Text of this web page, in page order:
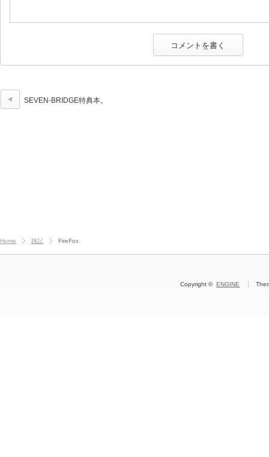
SEVEN-BRIDGE特典本。
Home 雑記 FireFox
Copyright ©ENGINE